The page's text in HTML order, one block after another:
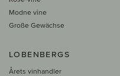
Modne vine
Große Gewächse
LOBENBERGS
Årets vinhandler